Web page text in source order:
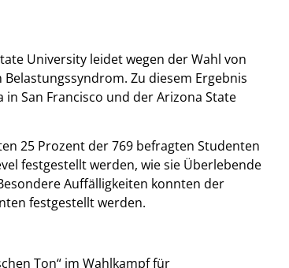
University leidet wegen der Wahl von
Zu diesem Ergebnis
San Francisco und der Arizona State
25 Prozent der 769 befragten Studenten
festgestellt werden, wie sie Überlebende
Auffälligkeiten konnten der
festgestellt werden.
Ton“ im Wahlkampf für